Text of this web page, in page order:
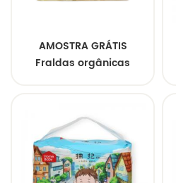
AMOSTRA GRÁTIS
Fraldas orgânicas
hipoalergênicas
probióticas
superabsorventes